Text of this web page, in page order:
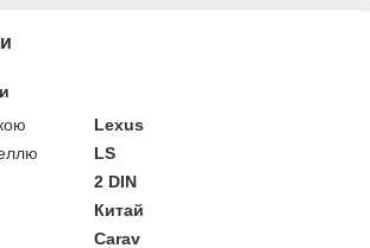
Lexus
LS
2 DIN
Китай
Carav